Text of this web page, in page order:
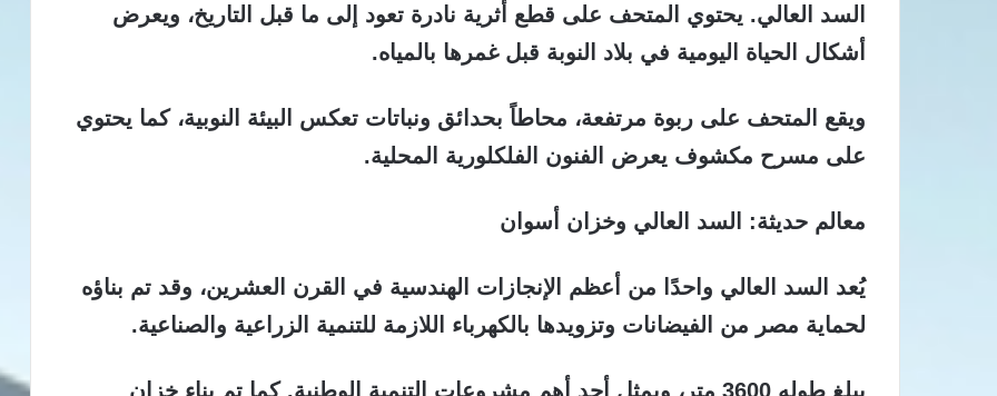
السد العالي. يحتوي المتحف على قطع أثرية نادرة تعود إلى ما قبل التاريخ، ويعرض
أشكال الحياة اليومية في بلاد النوبة قبل غمرها بالمياه.
ويقع المتحف على ربوة مرتفعة، محاطاً بحدائق ونباتات تعكس البيئة النوبية، كما يحتوي
على مسرح مكشوف يعرض الفنون الفلكلورية المحلية.
معالم حديثة: السد العالي وخزان أسوان
يُعد السد العالي واحدًا من أعظم الإنجازات الهندسية في القرن العشرين، وقد تم بناؤه
لحماية مصر من الفيضانات وتزويدها بالكهرباء اللازمة للتنمية الزراعية والصناعية.
يبلغ طوله 3600 متر، ويمثل أحد أهم مشروعات التنمية الوطنية. كما تم بناء خزان